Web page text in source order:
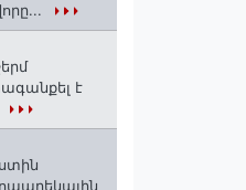
է